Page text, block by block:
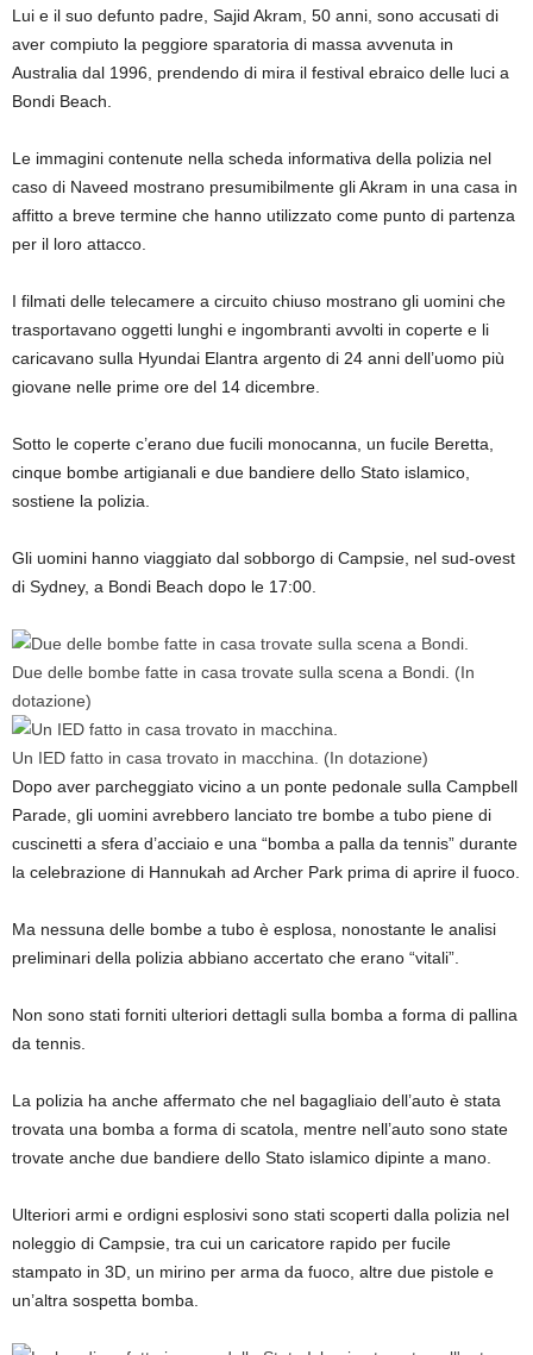
Lui e il suo defunto padre, Sajid Akram, 50 anni, sono accusati di
aver compiuto la peggiore sparatoria di massa avvenuta in
Australia dal 1996, prendendo di mira il festival ebraico delle luci a
Bondi Beach.
Le immagini contenute nella scheda informativa della polizia nel
caso di Naveed mostrano presumibilmente gli Akram in una casa in
affitto a breve termine che hanno utilizzato come punto di partenza
per il loro attacco.
I filmati delle telecamere a circuito chiuso mostrano gli uomini che
trasportavano oggetti lunghi e ingombranti avvolti in coperte e li
caricavano sulla Hyundai Elantra argento di 24 anni dell’uomo più
giovane nelle prime ore del 14 dicembre.
Sotto le coperte c’erano due fucili monocanna, un fucile Beretta,
cinque bombe artigianali e due bandiere dello Stato islamico,
sostiene la polizia.
Gli uomini hanno viaggiato dal sobborgo di Campsie, nel sud-ovest
di Sydney, a Bondi Beach dopo le 17:00.
Due delle bombe fatte in casa trovate sulla scena a Bondi. (In
dotazione)
Un IED fatto in casa trovato in macchina. (In dotazione)
Dopo aver parcheggiato vicino a un ponte pedonale sulla Campbell
Parade, gli uomini avrebbero lanciato tre bombe a tubo piene di
cuscinetti a sfera d’acciaio e una “bomba a palla da tennis” durante
la celebrazione di Hannukah ad Archer Park prima di aprire il fuoco.
Ma nessuna delle bombe a tubo è esplosa, nonostante le analisi
preliminari della polizia abbiano accertato che erano “vitali”.
Non sono stati forniti ulteriori dettagli sulla bomba a forma di pallina
da tennis.
La polizia ha anche affermato che nel bagagliaio dell’auto è stata
trovata una bomba a forma di scatola, mentre nell’auto sono state
trovate anche due bandiere dello Stato islamico dipinte a mano.
Ulteriori armi e ordigni esplosivi sono stati scoperti dalla polizia nel
noleggio di Campsie, tra cui un caricatore rapido per fucile
stampato in 3D, un mirino per arma da fuoco, altre due pistole e
un’altra sospetta bomba.